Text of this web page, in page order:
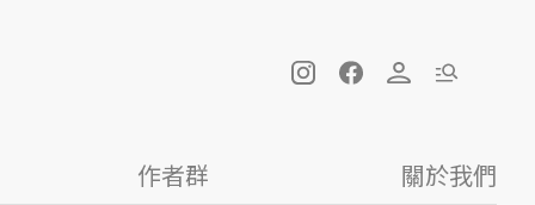
作者群 關於我們